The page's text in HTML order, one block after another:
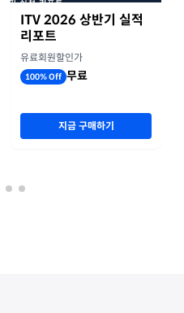
ITV 2026 상반기 실적
리포트
유료회원할인가
100% Off 무료
지금 구매하기